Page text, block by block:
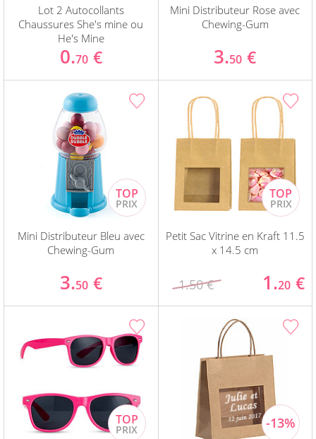
Lot 2 Autocollants
Chaussures She's mine ou
He's Mine
0.70 €
Mini Distributeur Rose avec
Chewing-Gum
3.50 €
Mini Distributeur Bleu avec
Chewing-Gum
3.50 €
Petit Sac Vitrine en Kraft 11.5
x 14.5 cm
1.50 € 1.20 €